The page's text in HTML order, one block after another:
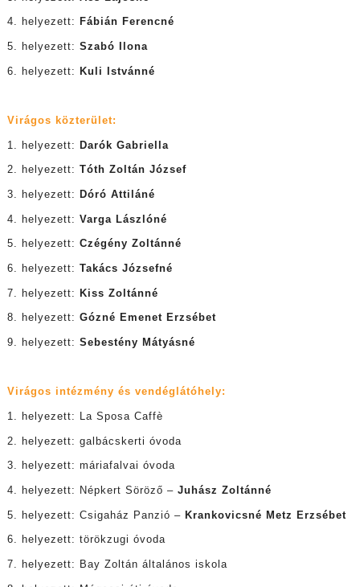
4. helyezett: Fábián Ferencné
5. helyezett: Szabó Ilona
6. helyezett: Kuli Istvánné
Virágos közterület:
1. helyezett: Darók Gabriella
2. helyezett: Tóth Zoltán József
3. helyezett: Dóró Attiláné
4. helyezett: Varga Lászlóné
5. helyezett: Czégény Zoltánné
6. helyezett: Takács Józsefné
7. helyezett: Kiss Zoltánné
8. helyezett: Gózné Emenet Erzsébet
9. helyezett: Sebestény Mátyásné
Virágos intézmény és vendéglátóhely:
1. helyezett: La Sposa Caffè
2. helyezett: galbácskerti óvoda
3. helyezett: máriafalvai óvoda
4. helyezett: Népkert Söröző – Juhász Zoltánné
5. helyezett: Csigaház Panzió – Krankovicsné Metz Erzsébet
6. helyezett: törökzugi óvoda
7. helyezett: Bay Zoltán általános iskola